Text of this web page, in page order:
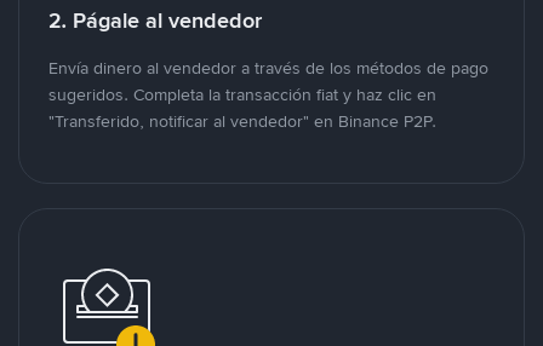
2. Págale al vendedor
Envía dinero al vendedor a través de los métodos de pago
sugeridos. Completa la transacción fiat y haz clic en
"Transferido, notificar al vendedor" en Binance P2P.